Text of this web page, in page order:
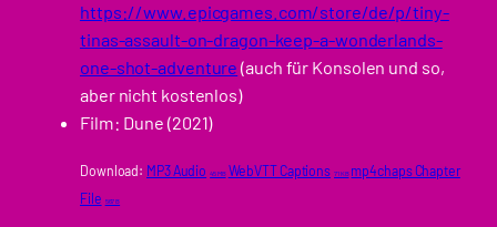
https://www.epicgames.com/store/de/p/tiny-
tinas-assault-on-dragon-keep-a-wonderlands-
one-shot-adventure (auch für Konsolen und so,
aber nicht kostenlos)
Film: Dune (2021)
Download: MP3 Audio 45 MB WebVTT Captions 71 KB mp4chaps Chapter
File 567 B